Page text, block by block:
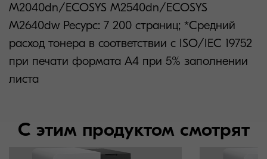
M2040dn/ECOSYS M2540dn/ECOSYS
M2640dw Ресурс: 7 200 страниц; *Средний
расход тонера в соответствии с ISO/IEC 19752
при печати формата А4 при 5% заполнении
листа
С этим продуктом смотрят